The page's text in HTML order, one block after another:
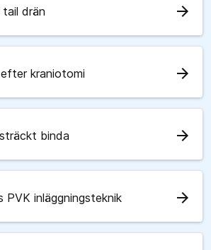
tail drän arrow_forward
kraniotomi arrow_forward
binda arrow_forward
PVK inläggningsteknik arrow_forward